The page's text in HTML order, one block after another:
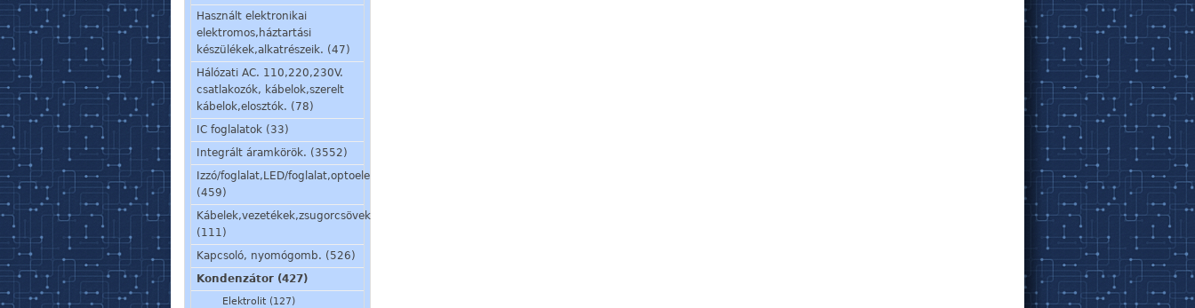
Használt elektronikai
elektromos,háztartási
készülékek,alkatrészeik. (47)
Hálózati AC. 110,220,230V.
csatlakozók, kábelok,szerelt
kábelok,elosztók. (78)
IC foglalatok (33)
Integrált áramkörök. (3552)
Izzó/foglalat,LED/foglalat,optoelem,kijelző,jelzőlámpa.
(459)
Kábelek,vezetékek,zsugorcsövek,szigetelőcsövek.
(111)
Kapcsoló, nyomógomb. (526)
Kondenzátor (427)
Elektrolit (127)